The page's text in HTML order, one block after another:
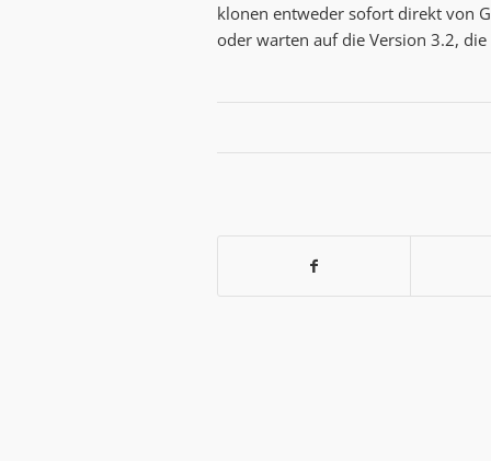
klonen entweder sofort direkt von
oder warten auf die Version 3.2,